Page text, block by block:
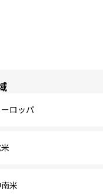
ーロッパ
米